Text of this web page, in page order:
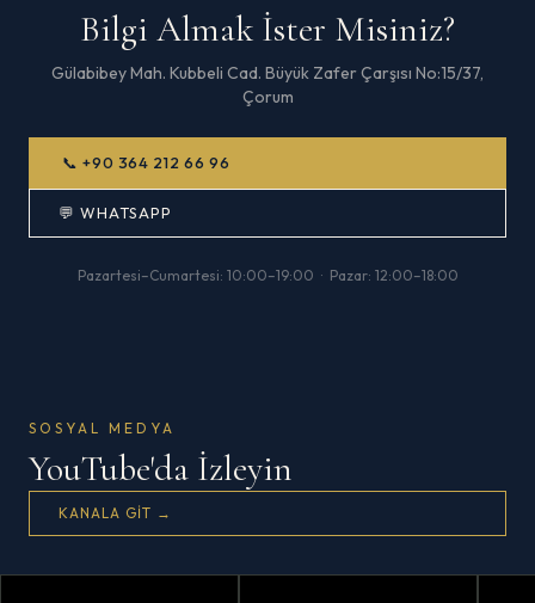
Bilgi Almak İster Misiniz?
Gülabibey Mah. Kubbeli Cad. Büyük Zafer Çarşısı No:15/37,
Çorum
📞+90 364 212 66 96
💬 WHATSAPP
Pazartesi–Cumartesi: 10:00–19:00 · Pazar: 12:00–18:00
SOSYAL MEDYA
YouTube'da İzleyin
KANALA GIT →